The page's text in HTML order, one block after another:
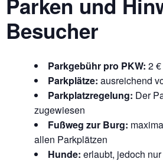
Parken und
Besucher
Parkgebühr pro PKW: 2 €
Parkplätze: ausreichend
Parkplatzregelung: Der
zugewiesen
Fußweg zur Burg:
allen Parkplätzen
Hunde: erlaubt, jedoch nur